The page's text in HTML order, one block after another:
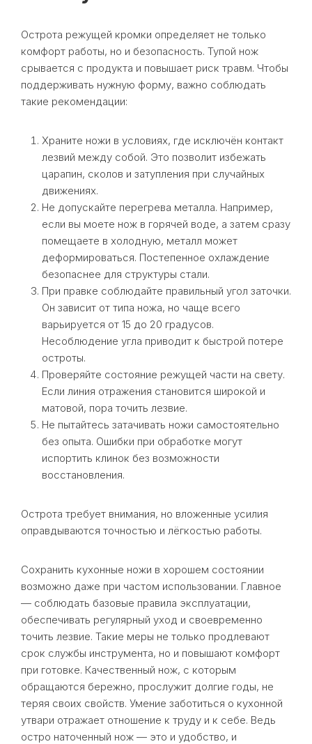
Острота режущей кромки определяет не только
комфорт работы, но и безопасность. Тупой нож
срывается с продукта и повышает риск травм. Чтобы
поддерживать нужную форму, важно соблюдать
такие рекомендации:
Храните ножи в условиях, где исключён контакт
лезвий между собой. Это позволит избежать
царапин, сколов и затупления при случайных
движениях.
Не допускайте перегрева металла. Например,
если вы моете нож в горячей воде, а затем сразу
помещаете в холодную, металл может
деформироваться. Постепенное охлаждение
безопаснее для структуры стали.
При правке соблюдайте правильный угол заточки.
Он зависит от типа ножа, но чаще всего
варьируется от 15 до 20 градусов.
Несоблюдение угла приводит к быстрой потере
остроты.
Проверяйте состояние режущей части на свету.
Если линия отражения становится широкой и
матовой, пора точить лезвие.
Не пытайтесь затачивать ножи самостоятельно
без опыта. Ошибки при обработке могут
испортить клинок без возможности
восстановления.
Острота требует внимания, но вложенные усилия
оправдываются точностью и лёгкостью работы.
Сохранить кухонные ножи в хорошем состоянии
возможно даже при частом использовании. Главное
— соблюдать базовые правила эксплуатации,
обеспечивать регулярный уход и своевременно
точить лезвие. Такие меры не только продлевают
срок службы инструмента, но и повышают комфорт
при готовке. Качественный нож, с которым
обращаются бережно, прослужит долгие годы, не
теряя своих свойств. Умение заботиться о кухонной
утвари отражает отношение к труду и к себе. Ведь
остро наточенный нож — это и удобство, и